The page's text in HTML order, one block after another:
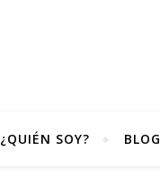
¿QUIÉN SOY? BLOG